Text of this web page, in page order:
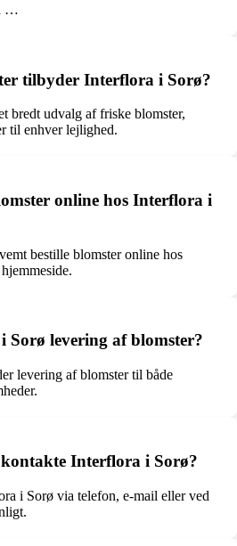
…
tilbyder Interflora i Sorø?
bredt udvalg af friske blomster,
til enhver lejlighed.
online hos Interflora i
bestille blomster online hos
levering af blomster?
levering af blomster til både
Interflora i Sorø?
i Sorø via telefon, e-mail eller ved